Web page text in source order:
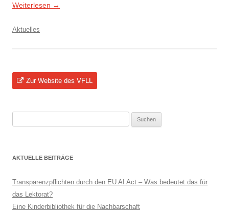
Weiterlesen →
Aktuelles
Zur Website des VFLL
AKTUELLE BEITRÄGE
Transparenzpflichten durch den EU AI Act – Was bedeutet das für
das Lektorat?
Eine Kinderbibliothek für die Nachbarschaft